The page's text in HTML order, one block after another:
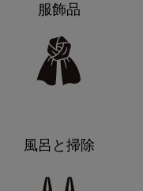
服飾品
風呂と掃除